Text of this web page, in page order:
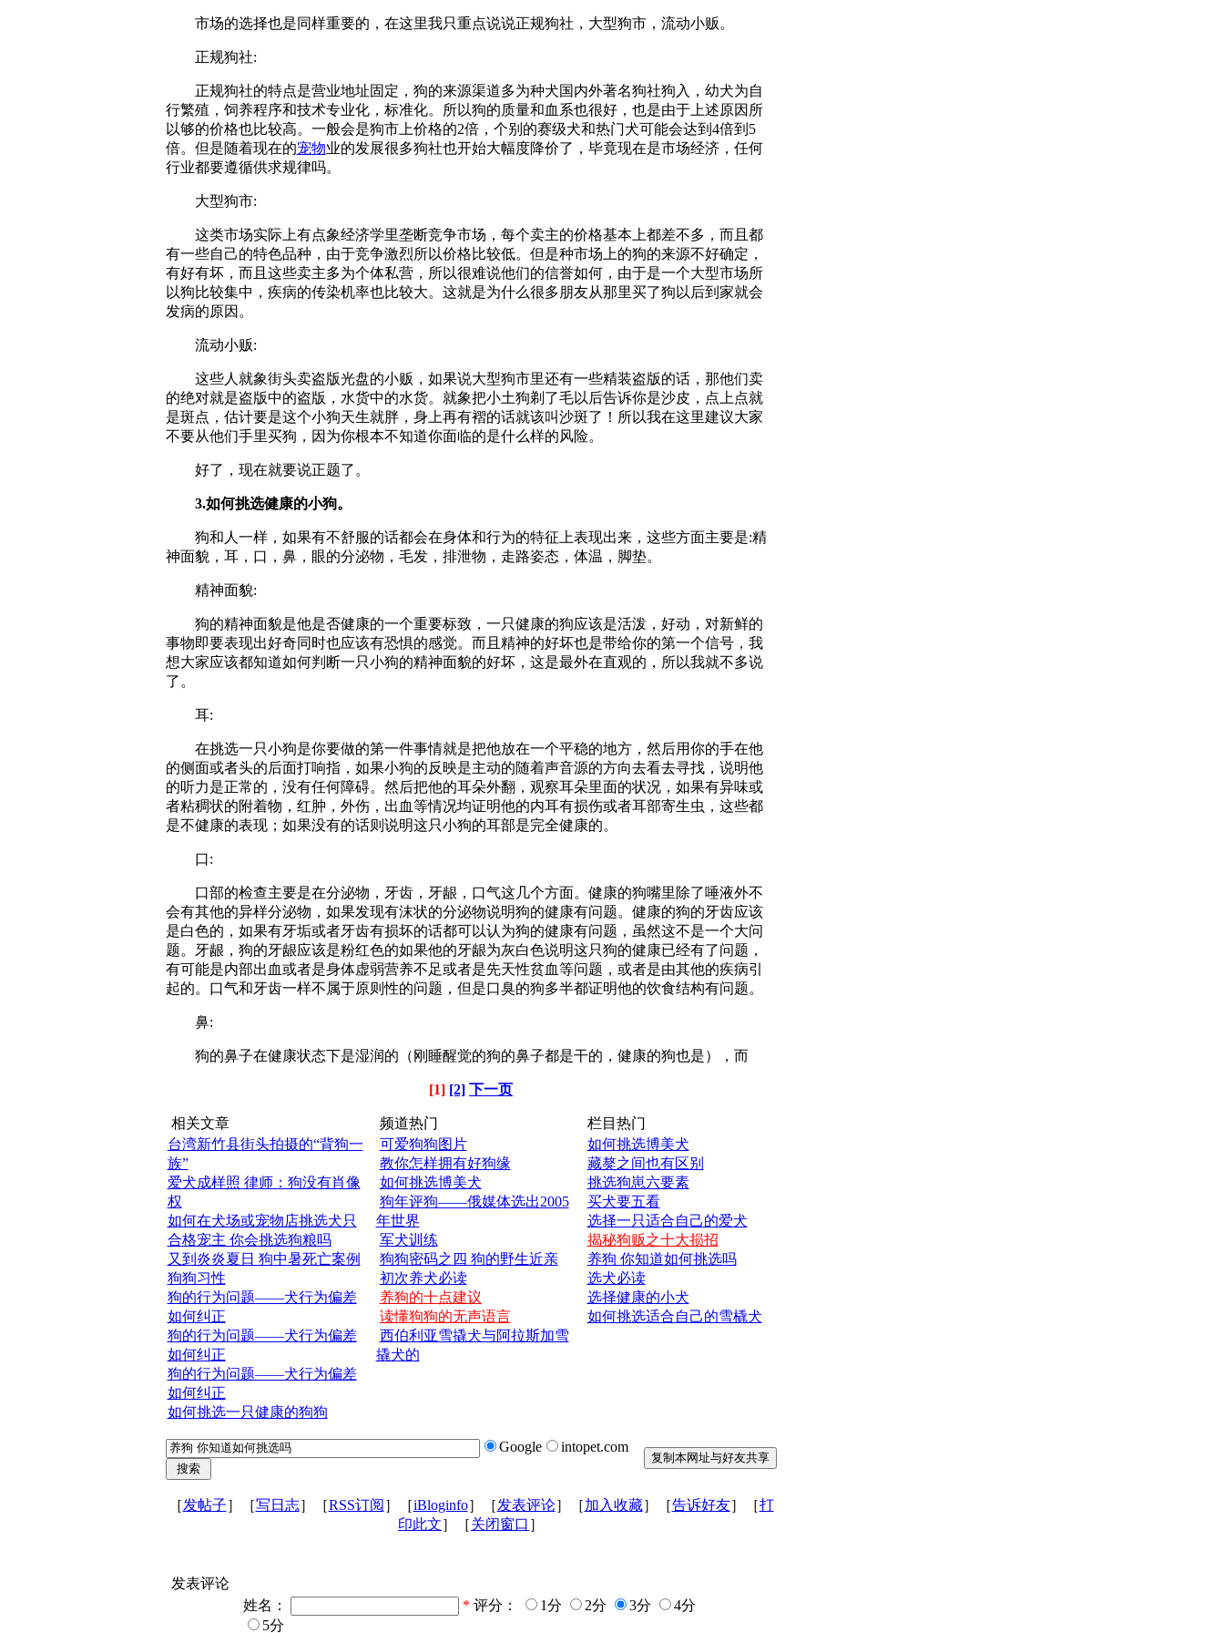
市场的选择也是同样重要的，在这里我只重点说说正规狗社，大型狗市，流动小贩。
正规狗社:
正规狗社的特点是营业地址固定，狗的来源渠道多为种犬国内外著名狗社狗入，幼犬为自
行繁殖，饲养程序和技术专业化，标准化。所以狗的质量和血系也很好，也是由于上述原因所
以够的价格也比较高。一般会是狗市上价格的2倍，个别的赛级犬和热门犬可能会达到4倍到5
倍。但是随着现在的宠物业的发展很多狗社也开始大幅度降价了，毕竟现在是市场经济，任何
行业都要遵循供求规律吗。
大型狗市:
这类市场实际上有点象经济学里垄断竞争市场，每个卖主的价格基本上都差不多，而且都
有一些自己的特色品种，由于竞争激烈所以价格比较低。但是种市场上的狗的来源不好确定，
有好有坏，而且这些卖主多为个体私营，所以很难说他们的信誉如何，由于是一个大型市场所
以狗比较集中，疾病的传染机率也比较大。这就是为什么很多朋友从那里买了狗以后到家就会
发病的原因。
流动小贩:
这些人就象街头卖盗版光盘的小贩，如果说大型狗市里还有一些精装盗版的话，那他们卖
的绝对就是盗版中的盗版，水货中的水货。就象把小土狗剃了毛以后告诉你是沙皮，点上点就
是斑点，估计要是这个小狗天生就胖，身上再有褶的话就该叫沙斑了！所以我在这里建议大家
不要从他们手里买狗，因为你根本不知道你面临的是什么样的风险。
好了，现在就要说正题了。
3.如何挑选健康的小狗。
狗和人一样，如果有不舒服的话都会在身体和行为的特征上表现出来，这些方面主要是:精
神面貌，耳，口，鼻，眼的分泌物，毛发，排泄物，走路姿态，体温，脚垫。
精神面貌:
狗的精神面貌是他是否健康的一个重要标致，一只健康的狗应该是活泼，好动，对新鲜的
事物即要表现出好奇同时也应该有恐惧的感觉。而且精神的好坏也是带给你的第一个信号，我
想大家应该都知道如何判断一只小狗的精神面貌的好坏，这是最外在直观的，所以我就不多说
了。
耳:
在挑选一只小狗是你要做的第一件事情就是把他放在一个平稳的地方，然后用你的手在他
的侧面或者头的后面打响指，如果小狗的反映是主动的随着声音源的方向去看去寻找，说明他
的听力是正常的，没有任何障碍。然后把他的耳朵外翻，观察耳朵里面的状况，如果有异味或
者粘稠状的附着物，红肿，外伤，出血等情况均证明他的内耳有损伤或者耳部寄生虫，这些都
是不健康的表现；如果没有的话则说明这只小狗的耳部是完全健康的。
口:
口部的检查主要是在分泌物，牙齿，牙龈，口气这几个方面。健康的狗嘴里除了唾液外不
会有其他的异样分泌物，如果发现有沫状的分泌物说明狗的健康有问题。健康的狗的牙齿应该
是白色的，如果有牙垢或者牙齿有损坏的话都可以认为狗的健康有问题，虽然这不是一个大问
题。牙龈，狗的牙龈应该是粉红色的如果他的牙龈为灰白色说明这只狗的健康已经有了问题，
有可能是内部出血或者是身体虚弱营养不足或者是先天性贫血等问题，或者是由其他的疾病引
起的。口气和牙齿一样不属于原则性的问题，但是口臭的狗多半都证明他的饮食结构有问题。
鼻:
狗的鼻子在健康状态下是湿润的（刚睡醒觉的狗的鼻子都是干的，健康的狗也是），而
[1] [2] 下一页
相关文章
台湾新竹县街头拍摄的“背狗一
族”
爱犬成样照 律师：狗没有肖像
权
如何在犬场或宠物店挑选犬只
合格宠主 你会挑选狗粮吗
又到炎炎夏日 狗中暑死亡案例
狗狗习性
狗的行为问题——犬行为偏差
如何纠正
狗的行为问题——犬行为偏差
如何纠正
狗的行为问题——犬行为偏差
如何纠正
如何挑选一只健康的狗狗
频道热门
可爱狗狗图片
教你怎样拥有好狗缘
如何挑选博美犬
狗年评狗——俄媒体选出2005
年世界
军犬训练
狗狗密码之四 狗的野生近亲
初次养犬必读
养狗的十点建议
读懂狗狗的无声语言
西伯利亚雪撬犬与阿拉斯加雪
撬犬的
栏目热门
如何挑选博美犬
藏獒之间也有区别
挑选狗崽六要素
买犬要五看
选择一只适合自己的爱犬
揭秘狗贩之十大损招
养狗 你知道如何挑选吗
选犬必读
选择健康的小犬
如何挑选适合自己的雪橇犬
Google intopet.com
［发帖子］［写日志］［RSS订阅 ］［iBloginfo］［发表评论］［加入收藏］［告诉好友］［打
印此文］［关闭窗口 ］
发表评论
姓名：
* 评分： 1分 2分 3分
4分
5分